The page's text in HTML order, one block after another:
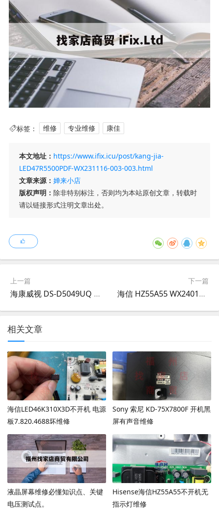
标签： 维修 专业维修 康佳
本文地址： https://www.ifix.icu/post/kang-jia-
LED47R5500PDF-WX231116-003-003.html
文章来源： 婵来小店
版权声明： 除非特别标注，否则均为本站原创文章，转载时
请以链接形式注明文章出处。
上一篇
海康威视 DS-D5049UQ WX240117-007
下一篇
海信 HZ55A55 WX240118-001
相关文章
海信LED46K310X3D不开机 电源
板7.820.4688坏维修
Sony 索尼 KD-75X7800F 开机黑
屏有声音维修
液晶屏幕维修必懂知识点、关键
电压测试点。
Hisense海信HZ55A55不开机无
指示灯维修